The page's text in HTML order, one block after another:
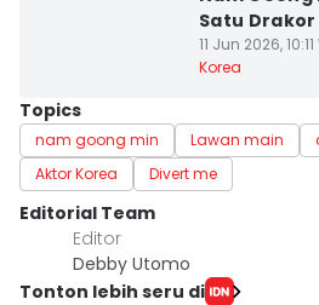
Satu Drakor
11 Jun 2026, 10:11
Korea
Topics
nam goong min Lawan main
Aktor Korea
Divert me
Editorial Team
Editor
Debby Utomo
Tonton lebih seru di